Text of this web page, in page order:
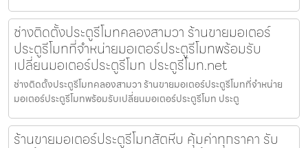
ช่างติดตั้งประตูรีโมทคลองสามวา ร้านขายมอเตอร์
ประตูรีโมทที่จำหน่ายมอเตอร์ประตูรีโมทพร้อมรับ
เปลี่ยนมอเตอร์ประตูรีโมท ประตูรีโมท.net
ช่างติดตั้งประตูรีโมทคลองสามวา ร้านขายมอเตอร์ประตูรีโมทที่จำหน่าย
มอเตอร์ประตูรีโมทพร้อมรับเปลี่ยนมอเตอร์ประตูรีโมท ประตู
ร้านขายมอเตอร์ประตูรีโมทสัตหีบ คุ้มค่าทุกราคา รับ